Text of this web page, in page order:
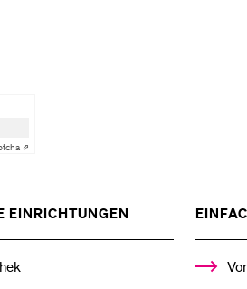
⇗
EINRICHTUNGEN
%1$S
UNTERMENÜ